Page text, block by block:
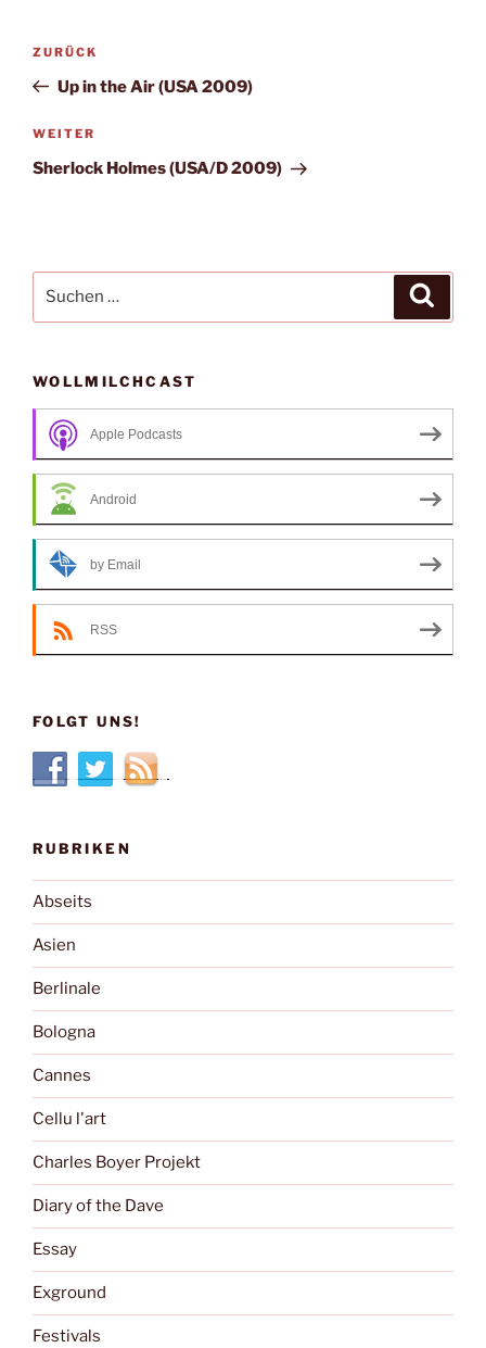
Beitragsnavigation
Vorheriger
Beitrag
ZURÜCK
Up in the Air (USA 2009)
Nächster
Beitrag
WEITER
Sherlock Holmes (USA/D 2009)
nach:
WOLLMILCHCAST
Apple Podcasts
Android
by Email
RSS
FOLGT UNS!
RUBRIKEN
Abseits
Asien
Berlinale
Bologna
Cannes
Cellu l'art
Charles Boyer Projekt
Diary of the Dave
Essay
Exground
Festivals